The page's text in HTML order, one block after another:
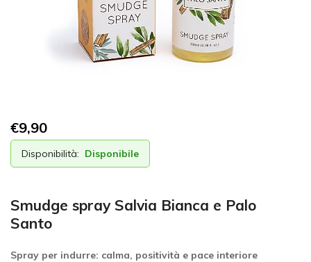
€9,90
Disponibilità: Disponibile
Smudge spray Salvia Bianca e Palo
Santo
Spray per indurre: calma, positività e pace interiore